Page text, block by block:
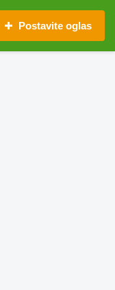
Postavite oglas